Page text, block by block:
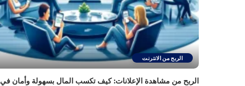
الربح من الانترنت
الربح من مشاهدة الإعلانات: كيف تكسب المال بسهولة وأمان في 2025